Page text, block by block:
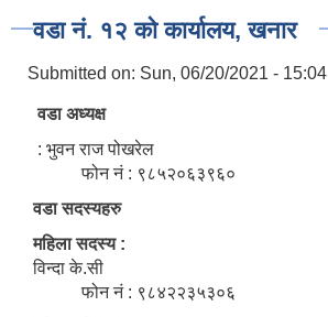
वडा नं. १२ को कार्यालय, खनार
Submitted on: Sun, 06/20/2021 - 15:04
वडा अध्यक्ष
: भुवन राज पोखरेल
फोन नं : ९८५२०६३९६०
वडा सदस्यहरु
महिला सदस्य :
विन्दा के.सी
फोन नं : ९८४२२३५३०६